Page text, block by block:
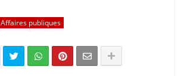
Affaires publiques